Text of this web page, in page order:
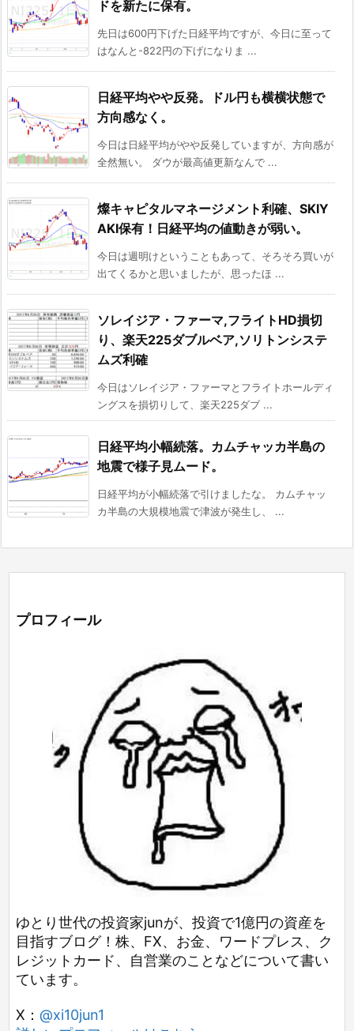
ドを新たに保有。
先日は600円下げた日経平均ですが、今日に至って
はなんと-822円の下げになりま ...
日経平均やや反発。ドル円も横横状態で
方向感なく。
今日は日経平均がやや反発していますが、方向感が
全然無い。 ダウが最高値更新なんで ...
燦キャピタルマネージメント利確、SKIY
AKI保有！日経平均の値動きが弱い。
今日は週明けということもあって、そろそろ買いが
出てくるかと思いましたが、思ったほ ...
ソレイジア・ファーマ,フライトHD損切
り、楽天225ダブルベア,ソリトンシステ
ムズ利確
今日はソレイジア・ファーマとフライトホールディ
ングスを損切りして、楽天225ダブ ...
日経平均小幅続落。カムチャッカ半島の
地震で様子見ムード。
日経平均が小幅続落で引けましたな。 カムチャッ
カ半島の大規模地震で津波が発生し、 ...
プロフィール
ゆとり世代の投資家junが、投資で1億円の資産を
目指すブログ！株、FX、お金、ワードプレス、ク
レジットカード、自営業のことなどについて書い
ています。
X： @xi10jun1